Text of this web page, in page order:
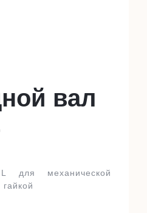
вал
для механической